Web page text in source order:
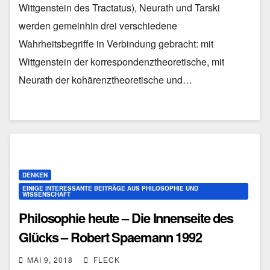
Wittgenstein des Tractatus), Neurath und Tarski
werden gemeinhin drei verschiedene
Wahrheitsbegriffe in Verbindung gebracht: mit
Wittgenstein der korrespondenztheoretische, mit
Neurath der kohärenztheoretische und…
DENKEN
EINIGE INTERESSANTE BEITRÄGE AUS PHILOSOPHIE UND
WISSENSCHAFT
Philosophie heute – Die Innenseite des
Glücks – Robert Spaemann 1992
MAI 9, 2018 FLECK